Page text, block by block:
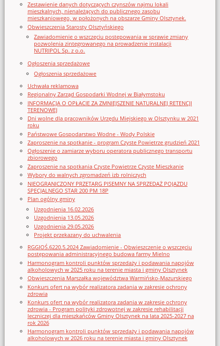
Zestawienie danych dotyczących czynszów najmu lokali
mieszkalnych, nienależących do publicznego zasobu
mieszkaniowego, w położonych na obszarze Gminy Olsztynek.
Obwieszczenia Starosty Olsztyńskiego
Zawiadomienie o wszczęciu postępowania w sprawie zmiany
pozwolenia zintegrowanego na prowadzenie instalacji
NUTRIPOL Sp. z o.o.
Ogłoszenia sprzedażowe
Ogłoszenia sprzedażowe
Uchwała reklamowa
Regionalny Zarząd Gospodarki Wodnej w Białymstoku
INFORMACJA O OPŁACIE ZA ZMNIEJSZENIE NATURALNEJ RETENCJI
TERENOWEJ
Dni wolne dla pracowników Urzędu Miejskiego w Olsztynku w 2021
roku
Państwowe Gospodarstwo Wodne - Wody Polskie
Zaproszenie na spotkanie - program Czyste Powietrze grudzień 2021
Ogłoszenie o zamiarze wyboru operatora publicznego transportu
zbiorowego
Zaproszenie na spotkania Czyste Powietrze Czyste Mieszkanie
Wybory do walnych zgromadzeń izb rolniczych
NIEOGRANICZONY PRZETARG PISEMNY NA SPRZEDAŻ POJAZDU
SPECJALNEGO STAR 200 PM 18P
Plan ogólny gminy
Uzgodnienia 16.02.2026
Uzgodnienia 13.05.2026
Uzgodnienia 29.05.2026
Projekt przekazany do uchwalenia
RGGIOŚ.6220.5.2024 Zawiadomienie - Obwieszczenie o wszczęciu
postępowania administracyjnego budowa farmy Mielno
Harmonogram kontroli punktów sprzedaży i podawania napojów
alkoholowych w 2025 roku na terenie miasta i gminy Olsztynek
Obwieszczenia Marszałka województwa Warmińsko-Mazurskiego
Konkurs ofert na wybór realizatora zadania w zakresie ochrony
zdrowia
Konkurs ofert na wybór realizatora zadania w zakresie ochrony
zdrowia - Program polityki zdrowotnej w zakresie rehabilitacji
leczniczej dla mieszkańców Gminy Olsztynek na lata 2025-2027 na
rok 2026
Harmonogram kontroli punktów sprzedaży i podawania napojów
alkoholowych w 2026 roku na terenie miasta i gminy Olsztynek